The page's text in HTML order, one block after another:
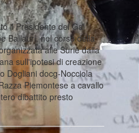
il Presidente del Gal
Ballauri, nel corso della
alle Surie dalla
sull'ipotesi di creazione
Dogliani docg-Nocciola
Piemontese a cavallo
dibattito presto